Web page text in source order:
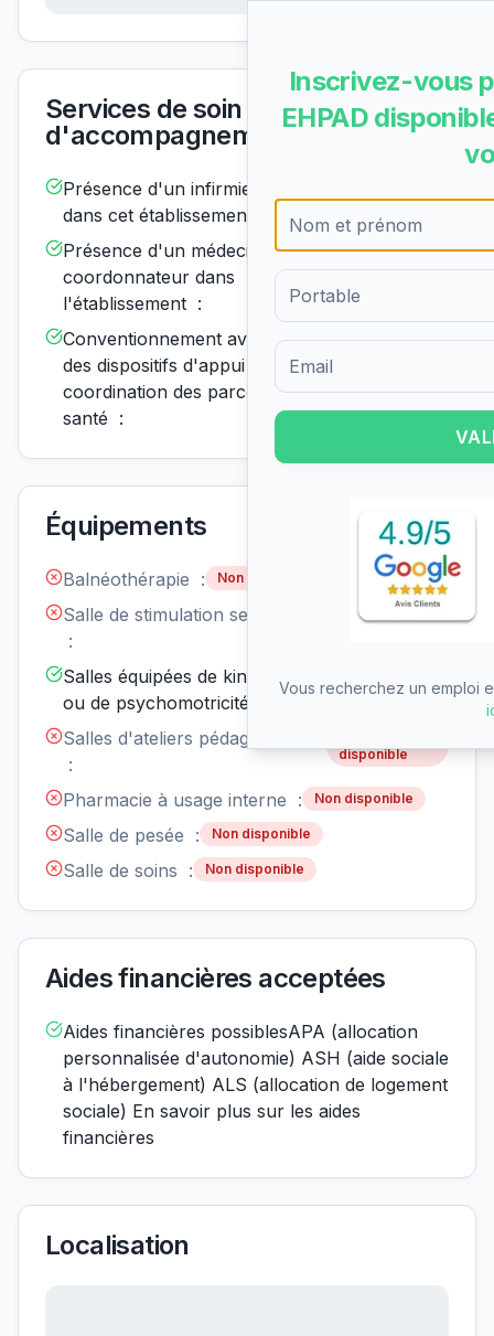
Services de soin et
d'accompagnement
Présence d'un infirmier de nuit
dans cet établissement :
Présence d'un médecin
coordonnateur dans
l'établissement :
Disponible
Conventionnement avec un ou
des dispositifs d'appui à la
coordination des parcours de
santé :
Disponible
Équipements
Balnéothérapie : Non disponible
Salle de stimulation sensorielle
:
Non
Salles équipées de kinésithérapie
ou de psychomotricité :
Salles d'ateliers pédagogiques
:
disponible
Pharmacie à usage interne : Non disponible
Salle de pesée : Non disponible
Salle de soins : Non disponible
Aides financières acceptées
Aides financières possiblesAPA (allocation
personnalisée d'autonomie) ASH (aide sociale
à l'hébergement) ALS (allocation de logement
sociale) En savoir plus sur les aides
financières
Localisation
Inscrivez-vous
EHPAD
Formulaire d'inscription pour
Vous recherchez un emploi